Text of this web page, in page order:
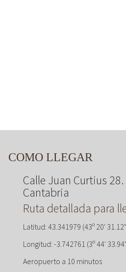
COMO LLEGAR
Calle Juan Curtius
Cantabria
Ruta detallada para
Latitud: 43.341979 (43º 20'
Longitud: -3.742761 (3º 44'
Aeropuerto a 10 minutos